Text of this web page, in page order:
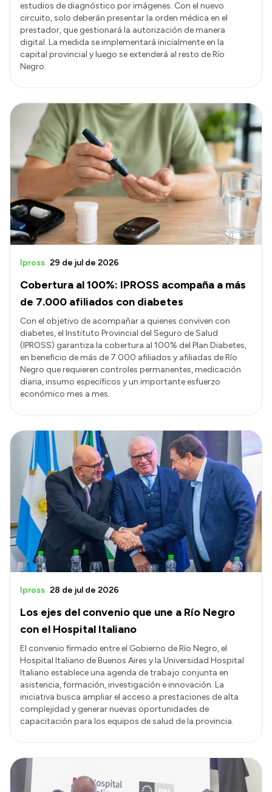
estudios de diagnóstico por imágenes. Con el nuevo
circuito, solo deberán presentar la orden médica en el
prestador, que gestionará la autorización de manera
digital. La medida se implementará inicialmente en la
capital provincial y luego se extenderá al resto de Río
Negro.
Cobertura al 100%: IPROSS acompaña a más
de 7.000 afiliados con diabetes
Ipross 29 de jul de 2026
Con el objetivo de acompañar a quienes conviven con
diabetes, el Instituto Provincial del Seguro de Salud
(IPROSS) garantiza la cobertura al 100% del Plan Diabetes,
en beneficio de más de 7.000 afiliados y afiliadas de Río
Negro que requieren controles permanentes, medicación
diaria, insumo específicos y un importante esfuerzo
económico mes a mes.
Los ejes del convenio que une a Río Negro
con el Hospital Italiano
Ipross 28 de jul de 2026
El convenio firmado entre el Gobierno de Río Negro, el
Hospital Italiano de Buenos Aires y la Universidad Hospital
Italiano establece una agenda de trabajo conjunta en
asistencia, formación, investigación e innovación. La
iniciativa busca ampliar el acceso a prestaciones de alta
complejidad y generar nuevas oportunidades de
capacitación para los equipos de salud de la provincia.